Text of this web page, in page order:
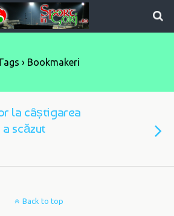
› Bookmakeri
la câștigarea
scăzut
Back to top